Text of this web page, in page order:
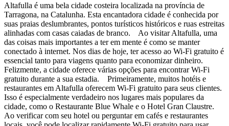
Altafulla é uma bela cidade costeira localizada na província de
Tarragona, na Catalunha. Esta encantadora cidade é conhecida por
suas praias deslumbrantes, pontos turísticos históricos e ruas estreitas
alinhadas com casas caiadas de branco. Ao visitar Altafulla, uma
das coisas mais importantes a ter em mente é como se manter
conectado à internet. Nos dias de hoje, ter acesso ao Wi-Fi gratuito é
essencial tanto para viagens quanto para economizar dinheiro.
Felizmente, a cidade oferece várias opções para encontrar Wi-Fi
gratuito durante a sua estadia. Primeiramente, muitos hotéis e
restaurantes em Altafulla oferecem Wi-Fi gratuito para seus clientes.
Isso é especialmente verdadeiro nos lugares mais populares da
cidade, como o Restaurante Blue Whale e o Hotel Gran Claustre.
Ao verificar com seu hotel ou perguntar em cafés e restaurantes